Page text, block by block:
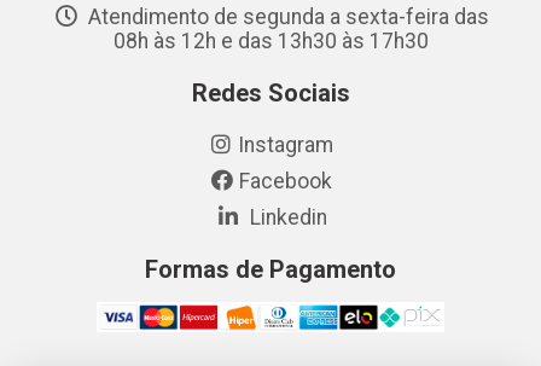
Atendimento de segunda a sexta-feira das
08h às 12h e das 13h30 às 17h30
Redes Sociais
Instagram
Facebook
Linkedin
Formas de Pagamento